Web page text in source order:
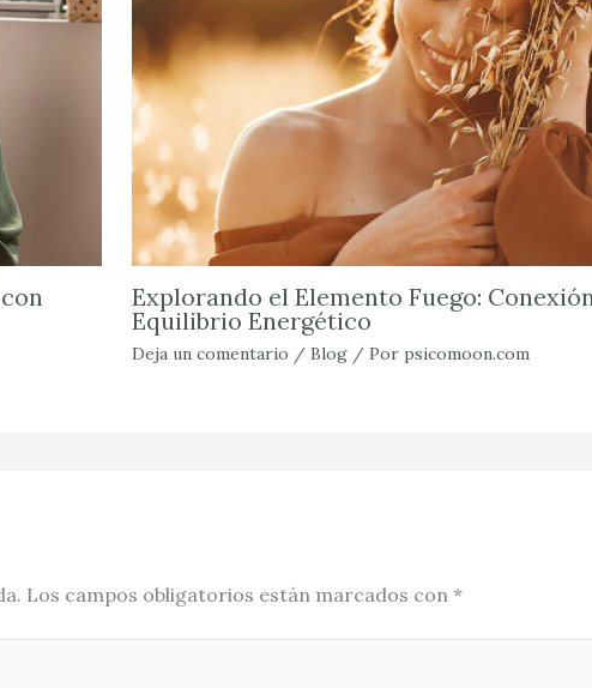
Explorando el Elemento Fuego:
Equilibrio Energético
Deja un comentario / Blog/ Por psicomoon.com
Los campos obligatorios están marcados con *